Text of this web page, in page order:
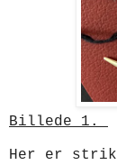
Billede 1.
Her er